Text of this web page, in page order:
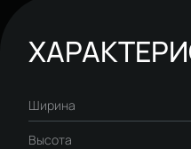
Ширина
Высота